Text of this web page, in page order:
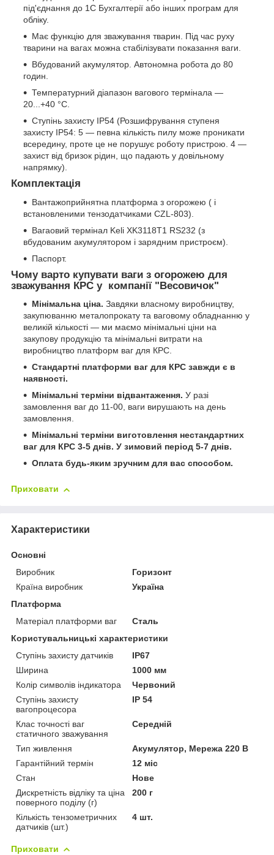
під'єднання до 1С Бухгалтерії або інших програм для
обліку.
Має функцію для зважування тварин. Під час руху
тварини на вагах можна стабілізувати показання ваги.
Вбудований акумулятор. Автономна робота до 80
годин.
Температурний діапазон вагового термінала —
20...+40 °C.
Ступінь захисту IP54 (Розшифрування ступеня
захисту IP54: 5 — певна кількість пилу може проникати
всередину, проте це не порушує роботу пристрою. 4 —
захист від бризок рідин, що падають у довільному
напрямку).
Комплектація
Вантажоприйнятна платформа з огорожею ( і
встановленими тензодатчиками CZL-803).
Вагаовий термінал Keli XK3118Т1 RS232 (з
вбудованим акумулятором і зарядним пристроєм).
Паспорт.
Чому варто купувати ваги з огорожею для
зважування КРС у компанії "Весовичок"
Мінімальна ціна. Завдяки власному виробництву,
закупюванню металопрокату та ваговому обладнанню у
великій кількості — ми маємо мінімальні ціни на
закупову продукцію та мінімальні витрати на
виробництво платформ ваг для КРС.
Стандартні платформи ваг для КРС завжди є в
наявності.
Мінімальні терміни відвантаження. У разі
замовлення ваг до 11-00, ваги вирушають на день
замовлення.
Мінімальні терміни виготовлення нестандартних
ваг для КРС 3-5 днів. У зимовий період 5-7 днів.
Оплата будь-яким зручним для вас способом.
Приховати
Характеристики
Основні
Виробник
Горизонт
Країна виробник
Україна
Платформа
Матеріал платформи ваг
Сталь
Користувальницькі характеристики
Ступінь захисту датчиків
IP67
Ширина
1000 мм
Колір символів індикатора
Червоний
Ступінь захисту
вагопроцесора
IP 54
Клас точності ваг
статичного зважування
Середній
Тип живлення
Акумулятор, Мережа 220 В
Гарантійний термін
12 міс
Стан
Нове
Дискретність відліку та ціна
поверного поділу (г)
200 г
Кількість тензометричних
датчиків (шт.)
4 шт.
Приховати